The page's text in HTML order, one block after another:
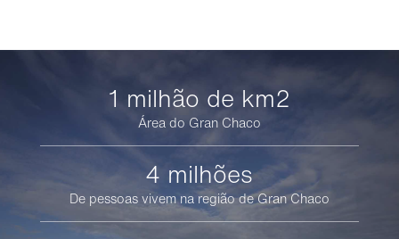
1 milhão de km2
Área do Gran Chaco
4 milhões
De pessoas vivem na região de Gran Chaco